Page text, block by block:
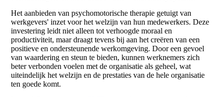
Het aanbieden van psychomotorische therapie getuigt van
werkgevers' inzet voor het welzijn van hun medewerkers. Deze
investering leidt niet alleen tot verhoogde moraal en
productiviteit, maar draagt tevens bij aan het creëren van een
positieve en ondersteunende werkomgeving. Door een gevoel
van waardering en steun te bieden, kunnen werknemers zich
beter verbonden voelen met de organisatie als geheel, wat
uiteindelijk het welzijn en de prestaties van de hele organisatie
ten goede komt.